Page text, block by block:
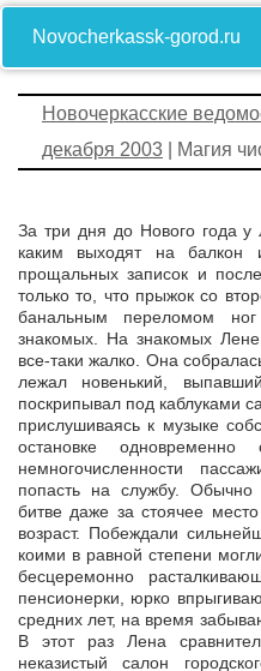
Novocherkassk-gorod.ru
Новочеркасские
декабря 2003 | Магия
За три дня до Нового года
каким выходят на балкон
прощальных записок и
только то, что прыжок со
банальным переломом
знакомых. На знакомых
все-таки жалко. Она
лежал новенький,
поскрипывал под каблуками
прислушиваясь к музыке
остановке
немногочисленности
попасть на службу.
битве даже за стоячее
возраст. Побеждали
коими в равной степени
бесцеремонно
пенсионерки, юрко
средних лет, на время
В этот раз Лена
неказистый салон